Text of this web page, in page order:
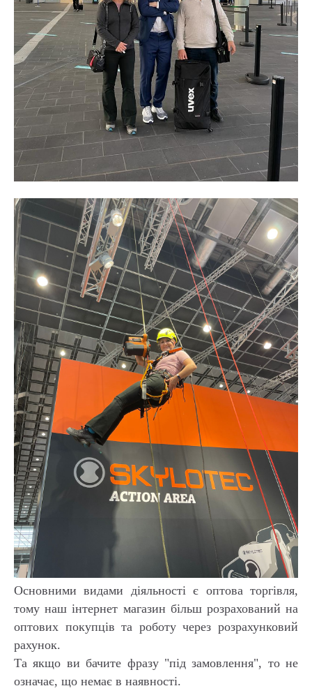
Основними видами діяльності є оптова торгівля,
тому наш інтернет магазин більш розрахований на
оптових покупців та роботу через розрахунковий
рахунок.
Та якщо ви бачите фразу "під замовлення", то не
означає, що немає в наявності.